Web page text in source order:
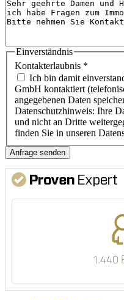
Einverständnis
Kontakterlaubnis *
Ich bin damit
GmbH kontaktiert
angegebenen Daten
Datenschutzhinweis: Ihre
und nicht an Dritte
finden Sie in unseren
1.440